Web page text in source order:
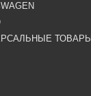
ТОВАРЫ